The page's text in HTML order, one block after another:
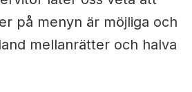
på menyn är möjliga och
mellanrätter och halva